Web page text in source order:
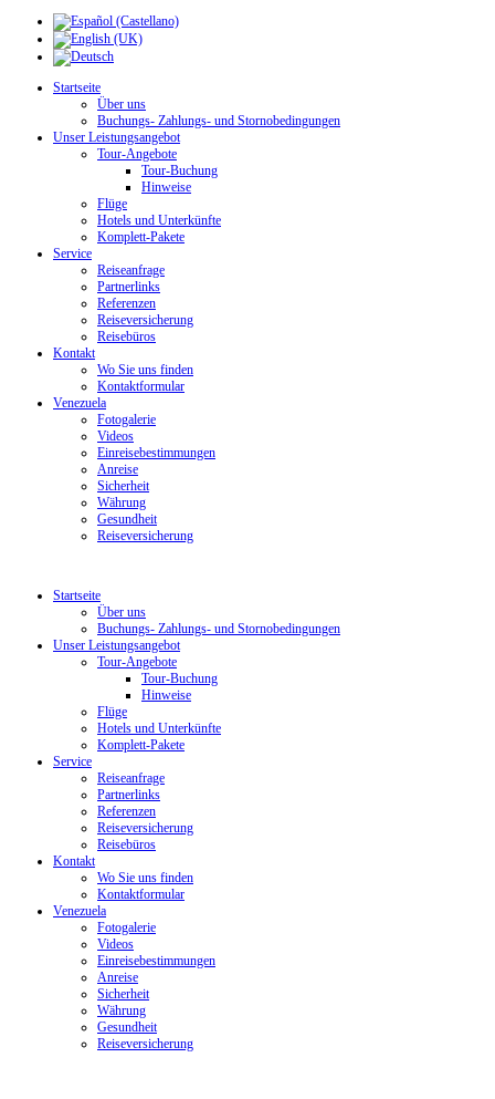
Startseite
Über uns
Buchungs- Zahlungs- und Stornobedingungen
Unser Leistungsangebot
Tour-Angebote
Tour-Buchung
Hinweise
Flüge
Hotels und Unterkünfte
Komplett-Pakete
Service
Reiseanfrage
Partnerlinks
Referenzen
Reiseversicherung
Reisebüros
Kontakt
Wo Sie uns finden
Kontaktformular
Venezuela
Fotogalerie
Videos
Einreisebestimmungen
Anreise
Sicherheit
Währung
Gesundheit
Reiseversicherung
Startseite
Über uns
Buchungs- Zahlungs- und Stornobedingungen
Unser Leistungsangebot
Tour-Angebote
Tour-Buchung
Hinweise
Flüge
Hotels und Unterkünfte
Komplett-Pakete
Service
Reiseanfrage
Partnerlinks
Referenzen
Reiseversicherung
Reisebüros
Kontakt
Wo Sie uns finden
Kontaktformular
Venezuela
Fotogalerie
Videos
Einreisebestimmungen
Anreise
Sicherheit
Währung
Gesundheit
Reiseversicherung